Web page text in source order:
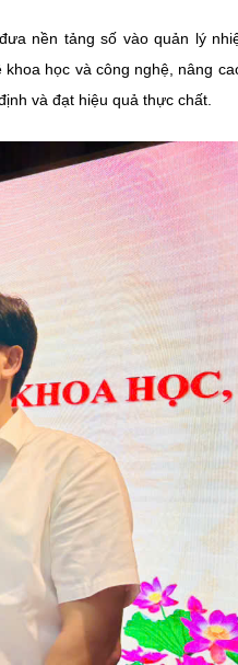
nền tảng số vào quản lý
học và công nghệ, nâng
và đạt hiệu quả thực chất.